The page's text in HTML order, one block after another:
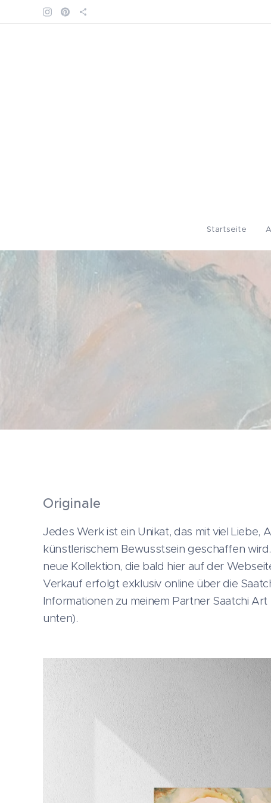
Startseite
Originale
Jedes Werk ist ein Unikat, das mit viel Liebe,
künstlerischem Bewusstsein geschaffen
neue Kollektion, die bald hier auf der
Verkauf erfolgt exklusiv online über die
Informationen zu meinem Partner Saatchi
unten).